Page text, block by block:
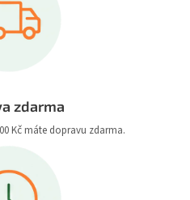
zdarma
Kč máte dopravu zdarma.